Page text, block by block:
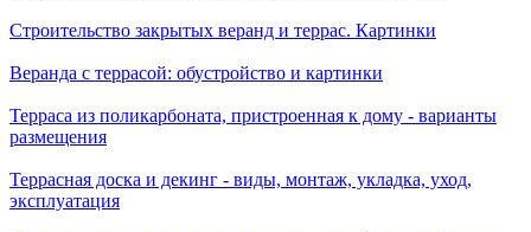
Строительство закрытых веранд и террас. Картинки
Веранда с террасой: обустройство и картинки
Терраса из поликарбоната, пристроенная к дому - варианты
размещения
Террасная доска и декинг - виды, монтаж, укладка, уход,
эксплуатация